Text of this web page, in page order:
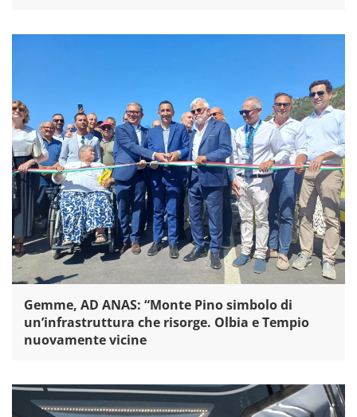
Gemme, AD ANAS: “Monte Pino simbolo di
un’infrastruttura che risorge. Olbia e Tempio
nuovamente vicine